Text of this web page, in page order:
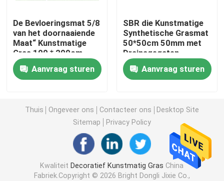
Kunstmatige bloemblaadjes
Kunstbloembal
Kunstmatige Decoratieinstallaties
Decoratieve Ornamenten
Kunstmatig Moss Mat
De Bevloeringsmat 5/8
van het doornaaiende
Maat“ Kunstmatige
Gras 100 * 200cm
voor Balkonterras
Aanvraag sturen
SBR die Kunstmatige
Synthetische Grasmat
50*50cm 50mm met
Drainagegaten
steunen
Aanvraag sturen
Thuis Ongeveer ons Contacteer ons
Desktop Site
Sitemap
Privacy Policy
Kwaliteit Decoratief Kunstmatig Gras China
Fabriek.Copyright © 2026 Bright Dongli Jixie Co.,